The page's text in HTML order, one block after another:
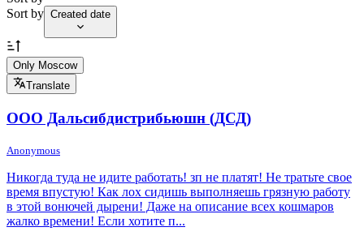
Sort by Created date
Only Moscow
Translate
ООО Дальсибдистрибьюшн (ДСД)
Anonymous
Никогда туда не идите работать! зп не платят! Не тратьте свое
время впустую! Как лох сидишь выполняешь грязную работу
в этой вонючей дырени! Даже на описание всех кошмаров
жалко времени! Если хотите п...